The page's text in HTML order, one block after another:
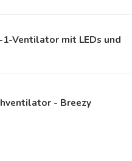
Ventilator mit LEDs und
- Breezy